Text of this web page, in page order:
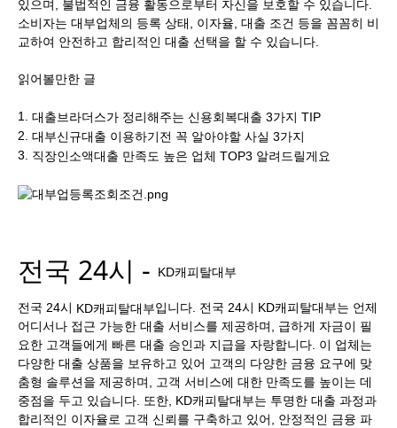
있으며, 불법적인 금융 활동으로부터 자신을 보호할 수 있습니다.
소비자는 대부업체의 등록 상태, 이자율, 대출 조건 등을 꼼꼼히 비
교하여 안전하고 합리적인 대출 선택을 할 수 있습니다.
읽어볼만한 글
1. 대출브라더스가 정리해주는 신용회복대출 3가지 TIP
2. 대부신규대출 이용하기전 꼭 알아야할 사실 3가지
3. 직장인소액대출 만족도 높은 업체 TOP3 알려드릴게요
전국 24시 - KD캐피탈대부
전국 24시 KD캐피탈대부입니다. 전국 24시 KD캐피탈대부는 언제
어디서나 접근 가능한 대출 서비스를 제공하며, 급하게 자금이 필
요한 고객들에게 빠른 대출 승인과 지급을 자랑합니다. 이 업체는
다양한 대출 상품을 보유하고 있어 고객의 다양한 금융 요구에 맞
춤형 솔루션을 제공하며, 고객 서비스에 대한 만족도를 높이는 데
중점을 두고 있습니다. 또한, KD캐피탈대부는 투명한 대출 과정과
합리적인 이자율로 고객 신뢰를 구축하고 있어, 안정적인 금융 파